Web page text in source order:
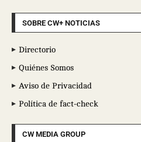
SOBRE CW+ NOTICIAS
Directorio
Quiénes Somos
Aviso de Privacidad
Política de fact-check
CW MEDIA GROUP